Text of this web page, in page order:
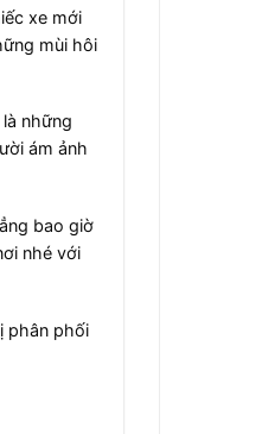
xe mới
mùi hôi
những
ám ảnh
bao giờ
nhé với
phân phối